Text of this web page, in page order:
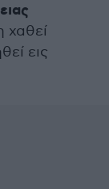
χαθεί
εις